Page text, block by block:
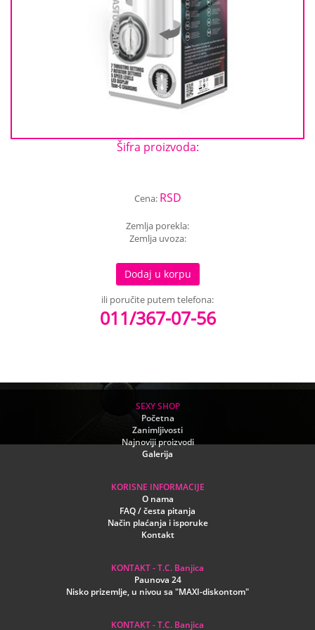
Šifra proizvoda:
Cena: RSD
Zemlja porekla:
Zemlja uvoza:
Dodaj u korpu
ili poručite putem telefona:
011/367-07-56
SEXY SHOP
Početna
Zanimljivosti
Najnoviji proizvodi
Galerija
KORISNE INFORMACIJE
O nama
FAQ / česta pitanja
Način plaćanja i isporuke
Kontakt
KONTAKT - T.C. Banjica
Paunova 24
Nisko prizemlje, u nivou sa "MAXI-diskontom"
KONTAKT - T.C. Banjica